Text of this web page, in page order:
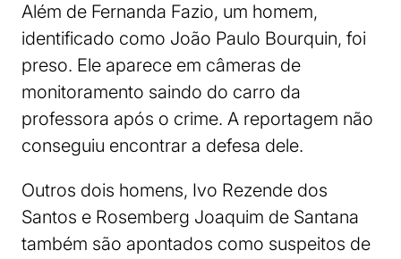
Além de Fernanda Fazio, um homem,
identificado como João Paulo Bourquin, foi
preso. Ele aparece em câmeras de
monitoramento saindo do carro da
professora após o crime. A reportagem não
conseguiu encontrar a defesa dele.
Outros dois homens, Ivo Rezende dos
Santos e Rosemberg Joaquim de Santana
também são apontados como suspeitos de